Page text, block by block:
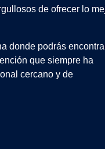
de ofrecer lo
donde podrás
que siempre ha
cercano y de